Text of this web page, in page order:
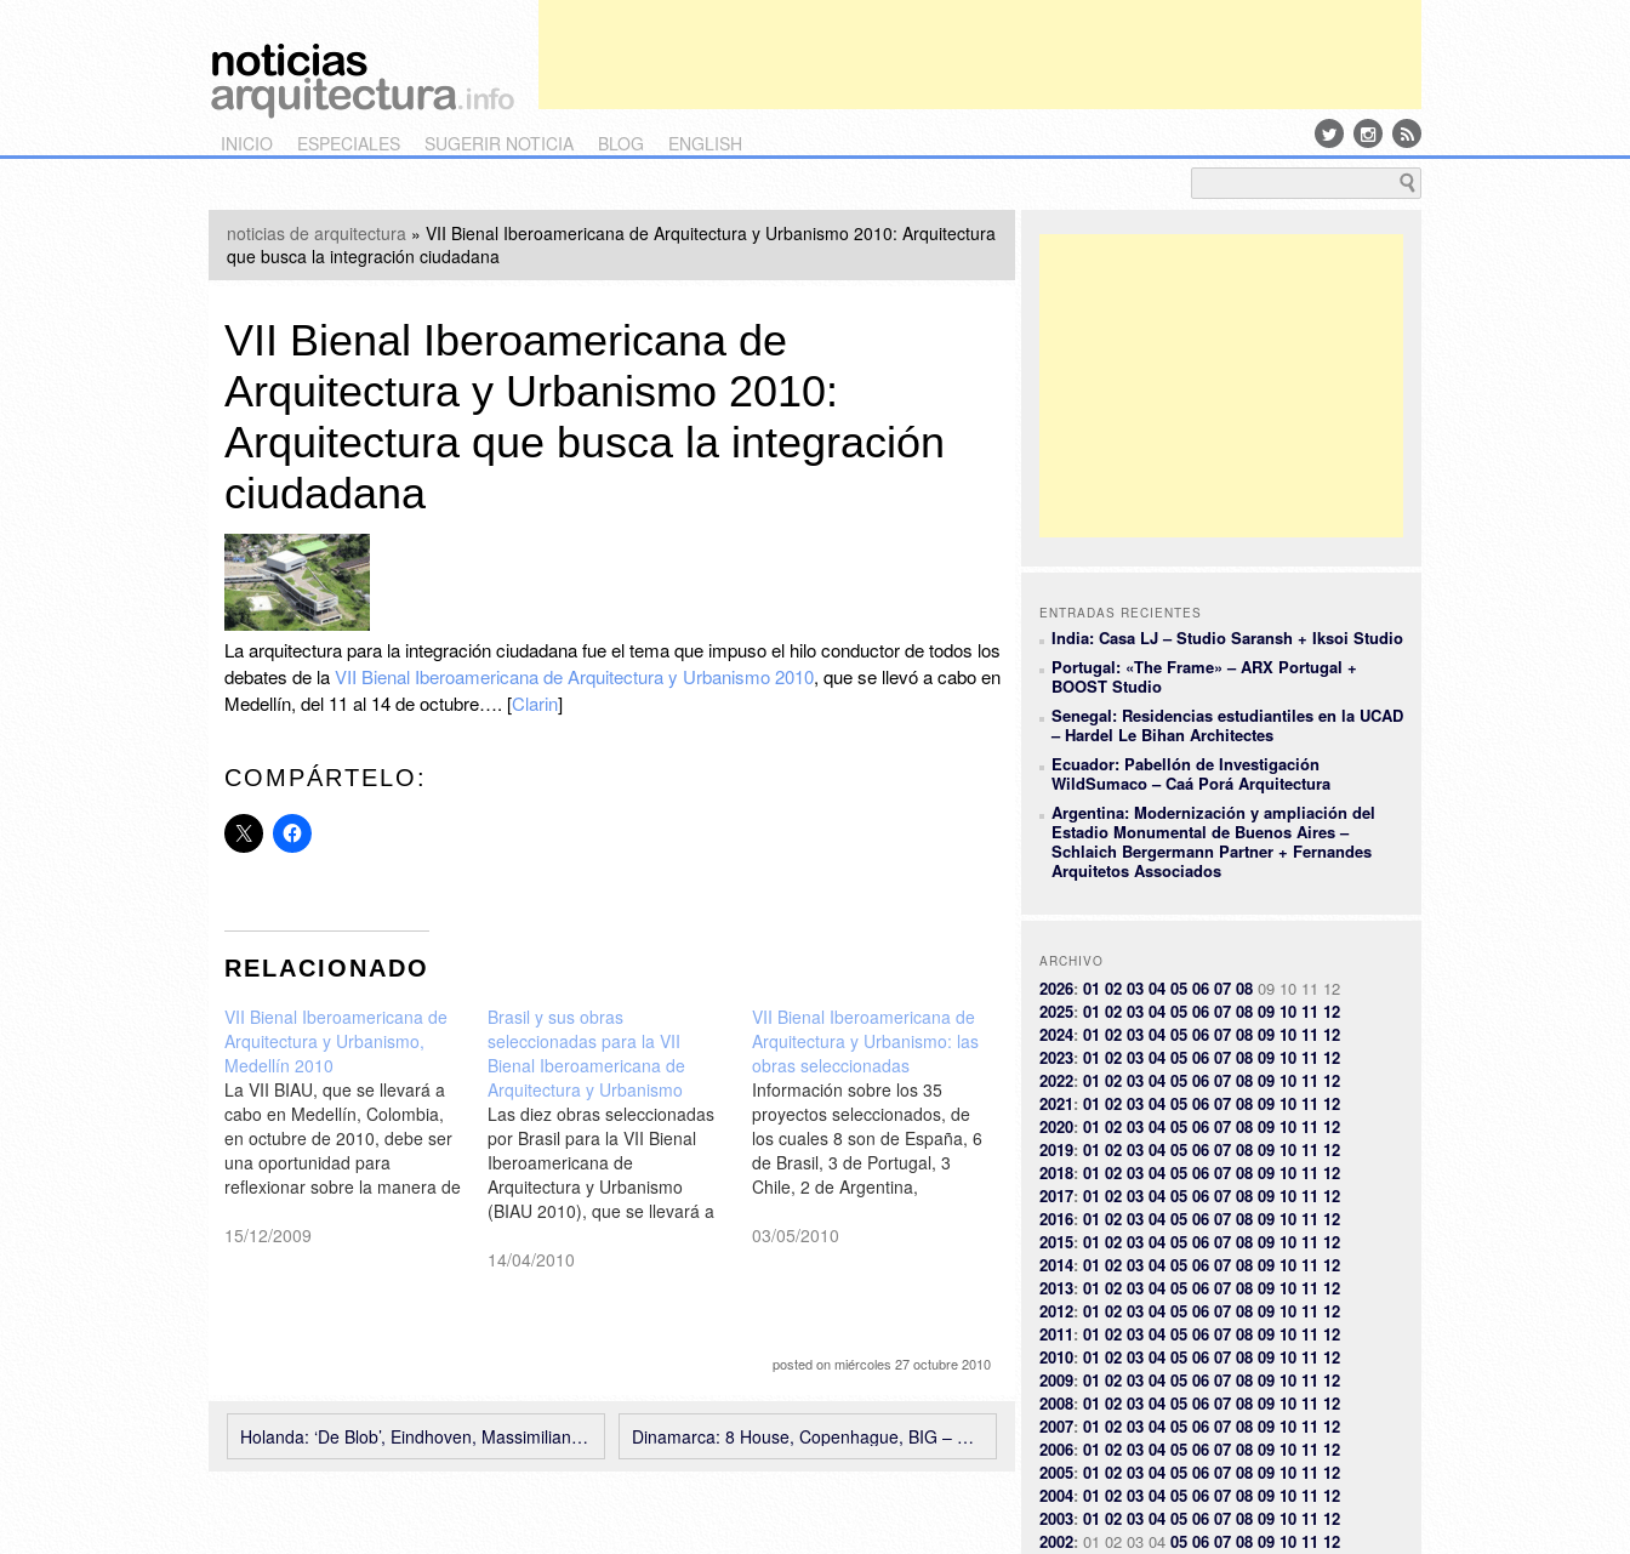
Main menu
Skip to primary content
Skip to secondary content
INICIO ESPECIALES SUGERIR NOTICIA BLOG ENGLISH
noticias de arquitectura » VII Bienal Iberoamericana de Arquitectura y Urbanismo 2010: Arquitectura
que busca la integración ciudadana
VII Bienal Iberoamericana de
Arquitectura y Urbanismo 2010:
Arquitectura que busca la integración
ciudadana
La arquitectura para la integración ciudadana fue el tema que impuso el hilo conductor de todos los
debates de laVII Bienal Iberoamericana de Arquitectura y Urbanismo 2010, que se llevó a cabo en
Medellín, del 11 al 14 de octubre…. [Clarin]
COMPÁRTELO:
RELACIONADO
VII Bienal Iberoamericana de
Arquitectura y Urbanismo,
Medellín 2010
La VII BIAU, que se llevará a
cabo en Medellín, Colombia,
en octubre de 2010, debe ser
una oportunidad para
reflexionar sobre la manera de
territorio, bajo el lema
15/12/2009
Brasil y sus obras
seleccionadas para la VII
Bienal Iberoamericana de
Arquitectura y Urbanismo
Las diez obras seleccionadas
por Brasil para la VII Bienal
Iberoamericana de
Arquitectura y Urbanismo
(BIAU 2010), que se llevará a
en octubre de 2010
14/04/2010
VII Bienal Iberoamericana de
Arquitectura y Urbanismo: las
obras seleccionadas
Información sobre los 35
proyectos seleccionados, de
los cuales 8 son de España, 6
de Brasil, 3 de Portugal, 3
Chile, 2 de Argentina,
1 de Bolivia, Paraguay y
a…
03/05/2010
posted onmiércoles 27 octubre 2010
Dinamarca: 8 House, Copenhague, BIG – Bjarke Ingels
Holanda: ‘De Blob’, Eindhoven, Massimiliano & Doriana Fuksas
ENTRADAS RECIENTES
India: Casa LJ – Studio Saransh + Iksoi Studio
Portugal: «The Frame» – ARX Portugal +
BOOST Studio
Senegal: Residencias estudiantiles en la UCAD
– Hardel Le Bihan Architectes
Ecuador: Pabellón de Investigación
WildSumaco – Caá Porá Arquitectura
Argentina: Modernización y ampliación del
Estadio Monumental de Buenos Aires –
Schlaich Bergermann Partner + Fernandes
Arquitetos Associados
ARCHIVO
2026: 01 02 03 04 05 06 07 08 09 10 11 12
2025: 01 02 03 04 05 06 07 08 09 10 11 12
2024: 01 02 03 04 05 06 07 08 09 10 11 12
2023: 01 02 03 04 05 06 07 08 09 10 11 12
2022: 01 02 03 04 05 06 07 08 09 10 11 12
2021: 01 02 03 04 05 06 07 08 09 10 11 12
2020: 01 02 03 04 05 06 07 08 09 10 11 12
2019: 01 02 03 04 05 06 07 08 09 10 11 12
2018: 01 02 03 04 05 06 07 08 09 10 11 12
2017: 01 02 03 04 05 06 07 08 09 10 11 12
2016: 01 02 03 04 05 06 07 08 09 10 11 12
2015: 01 02 03 04 05 06 07 08 09 10 11 12
2014: 01 02 03 04 05 06 07 08 09 10 11 12
2013: 01 02 03 04 05 06 07 08 09 10 11 12
2012: 01 02 03 04 05 06 07 08 09 10 11 12
2011: 01 02 03 04 05 06 07 08 09 10 11 12
2010: 01 02 03 04 05 06 07 08 09 10 11 12
2009: 01 02 03 04 05 06 07 08 09 10 11 12
2008: 01 02 03 04 05 06 07 08 09 10 11 12
2007: 01 02 03 04 05 06 07 08 09 10 11 12
2006: 01 02 03 04 05 06 07 08 09 10 11 12
2005: 01 02 03 04 05 06 07 08 09 10 11 12
2004: 01 02 03 04 05 06 07 08 09 10 11 12
2003: 01 02 03 04 05 06 07 08 09 10 11 12
2002: 01 02 03 04 05 06 07 08 09 10 11 12